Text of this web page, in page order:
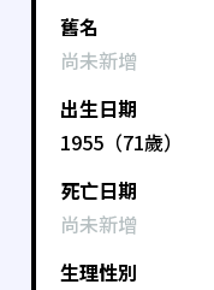
舊名
尚未新增
出生日期
1955（71歲）
死亡日期
尚未新增
生理性別